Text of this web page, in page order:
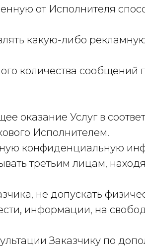
от Исполнителя
какую-либо
количества сообщений
оказание Услуг в
Исполнителем.
конфиденциальную
третьим лицам,
не допускать
информации, на
Заказчику по